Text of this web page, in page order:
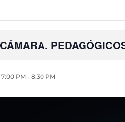
7:00 PM -8:30 PM